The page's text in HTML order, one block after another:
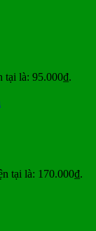
tại là: 95.000₫.
tại là: 170.000₫.